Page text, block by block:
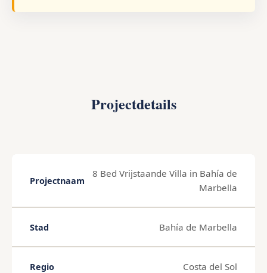
Projectdetails
Projectnaam
8 Bed Vrijstaande Villa in Bahía de
Marbella
Stad Bahía de Marbella
Regio Costa del Sol